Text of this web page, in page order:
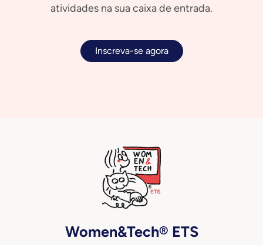
atividades na sua caixa de entrada.
Inscreva-se agora
Women&Tech® ETS